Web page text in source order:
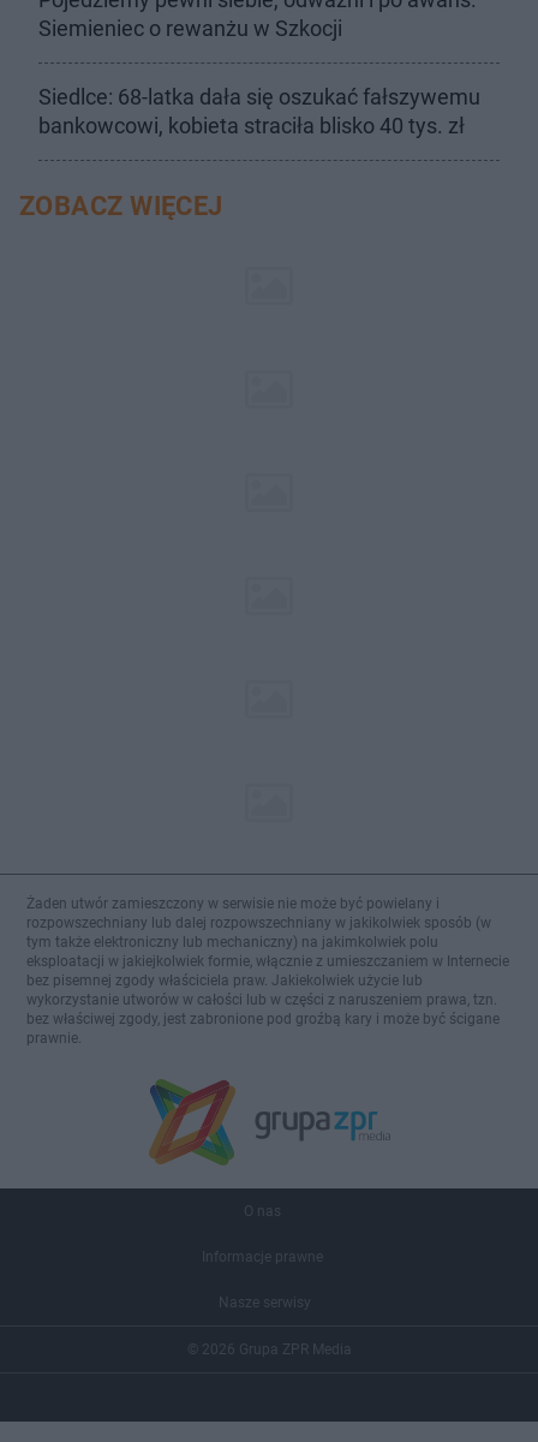
Siemieniec o rewanżu w Szkocji
Siedlce: 68-latka dała się oszukać fałszywemu
bankowcowi, kobieta straciła blisko 40 tys. zł
ZOBACZ WIĘCEJ
Żaden utwór zamieszczony w serwisie nie może być powielany i
rozpowszechniany lub dalej rozpowszechniany w jakikolwiek sposób (w
tym także elektroniczny lub mechaniczny) na jakimkolwiek polu
eksploatacji w jakiejkolwiek formie, włącznie z umieszczaniem w Internecie
bez pisemnej zgody właściciela praw. Jakiekolwiek użycie lub
wykorzystanie utworów w całości lub w części z naruszeniem prawa, tzn.
bez właściwej zgody, jest zabronione pod groźbą kary i może być ścigane
prawnie.
O nas
Informacje prawne
Nasze serwisy
© 2026 Grupa ZPR Media